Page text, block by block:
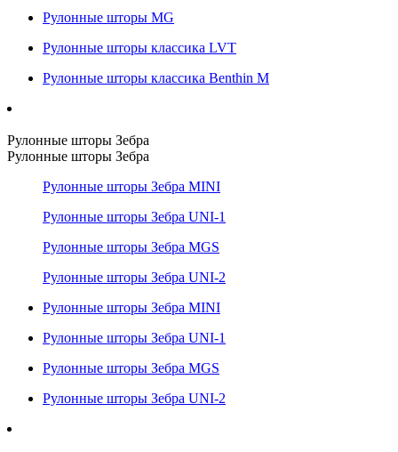
Рулонные шторы MG
Рулонные шторы классика LVT
Рулонные шторы классика Benthin M
Рулонные шторы Зебра
Рулонные шторы Зебра
Рулонные шторы Зебра MINI
Рулонные шторы Зебра UNI-1
Рулонные шторы Зебра MGS
Рулонные шторы Зебра UNI-2
Рулонные шторы Зебра MINI
Рулонные шторы Зебра UNI-1
Рулонные шторы Зебра MGS
Рулонные шторы Зебра UNI-2